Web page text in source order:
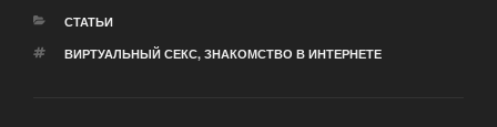
РУБРИКИ
СТАТЬИ
МЕТКИ
ВИРТУАЛЬНЫЙ СЕКС, ЗНАКОМСТВО В ИНТЕРНЕТЕ